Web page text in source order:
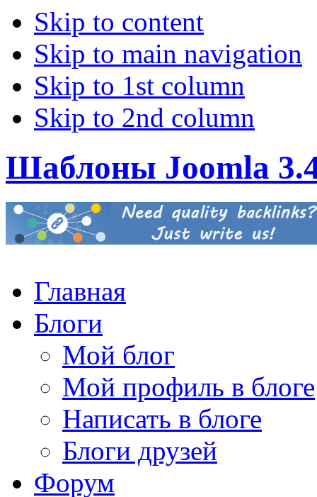
Skip to content
Skip to main navigation
Skip to 1st column
Skip to 2nd column
Шаблоны Joomla
Главная
Блоги
Мой блог
Мой профиль в блоге
Написать в блоге
Блоги друзей
Форум